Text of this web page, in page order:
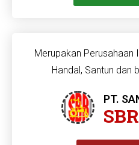
Merupakan Perusahaan
Handal, Santun dan
PT.
SBR